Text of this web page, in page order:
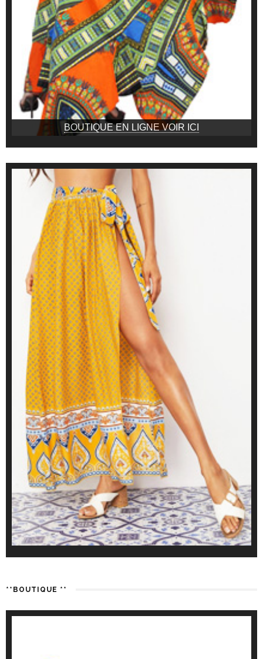
BOUTIQUE EN LIGNE VOIR ICI
**BOUTIQUE **